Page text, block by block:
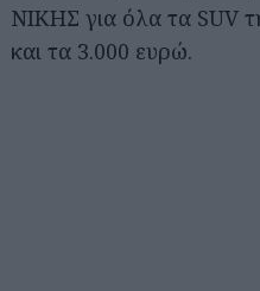
ΝΙΚΗΣ για όλα τα SUV
και τα 3.000 ευρώ.